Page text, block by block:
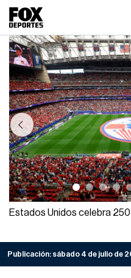
Previous
Estados Unidos celebra
Publicación: sábado 4 de julio de